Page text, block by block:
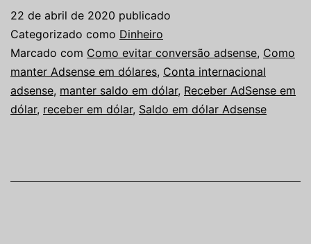
22 de abril de 2020 publicado
Categorizado como Dinheiro
Marcado com Como evitar conversão adsense, Como
manter Adsense em dólares, Conta internacional
adsense, manter saldo em dólar, Receber AdSense em
dólar, receber em dólar, Saldo em dólar Adsense